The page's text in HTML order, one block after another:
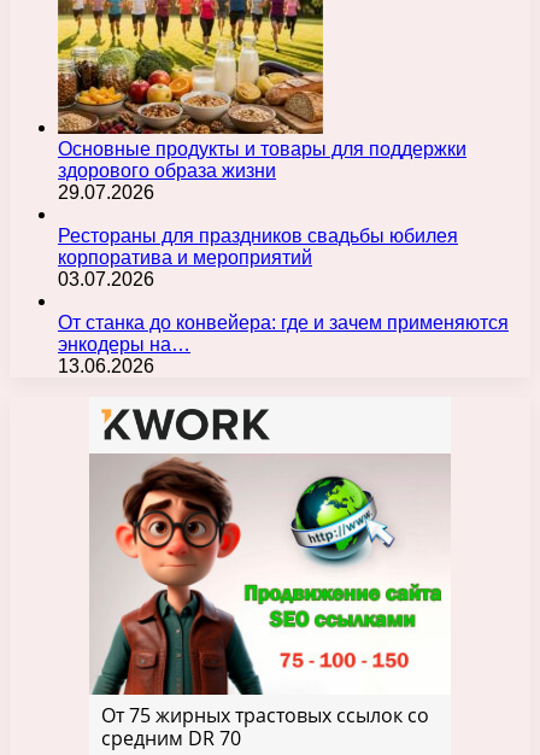
Основные продукты и товары для поддержки
здорового образа жизни
29.07.2026
Рестораны для праздников свадьбы юбилея
корпоратива и мероприятий
03.07.2026
От станка до конвейера: где и зачем применяются
энкодеры на…
13.06.2026